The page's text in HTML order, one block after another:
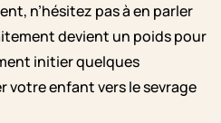
n’hésitez pas à en parler
devient un poids pour
initier quelques
votre enfant vers le sevrage